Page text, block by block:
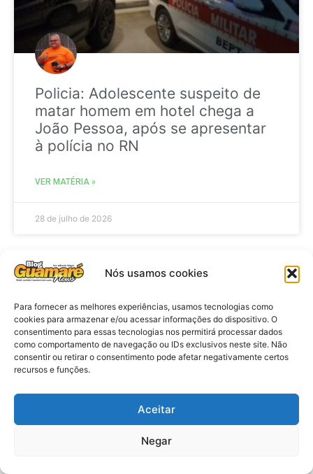
Nós usamos cookies
Para fornecer as melhores experiências, usamos tecnologias como
cookies para armazenar e/ou acessar informações do dispositivo. O
consentimento para essas tecnologias nos permitirá processar dados
como comportamento de navegação ou IDs exclusivos neste site. Não
consentir ou retirar o consentimento pode afetar negativamente certos
recursos e funções.
Aceitar
Negar
Policia: Adolescente suspeito de
matar homem em hotel chega a
João Pessoa, após se apresentar
à polícia no RN
VER MATÉRIA »
28 de julho de 2026
Eleições 2026: procuradores e